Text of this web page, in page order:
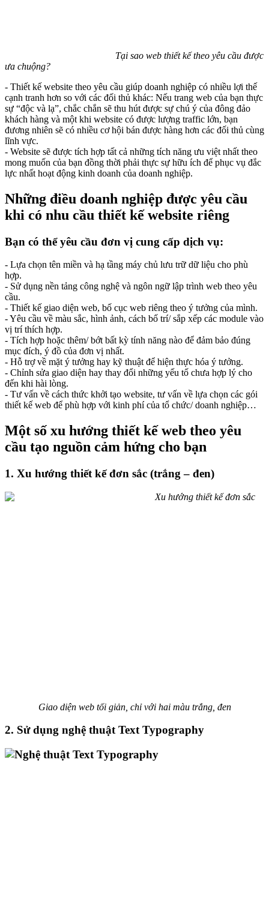
Tại sao web thiết kế theo yêu cầu được
ưa chuộng?
- Thiết kế website theo yêu cầu giúp doanh nghiệp có nhiều lợi thế
cạnh tranh hơn so với các đối thủ khác: Nếu trang web của bạn thực
sự “độc và lạ”, chắc chắn sẽ thu hút được sự chú ý của đông đảo
khách hàng và một khi website có được lượng traffic lớn, bạn
đương nhiên sẽ có nhiều cơ hội bán được hàng hơn các đối thủ cùng
lĩnh vực.
- Website sẽ được tích hợp tất cả những tích năng ưu việt nhất theo
mong muốn của bạn đồng thời phải thực sự hữu ích để phục vụ đắc
lực nhất hoạt động kinh doanh của doanh nghiệp.
Những điều doanh nghiệp được yêu cầu
khi có nhu cầu thiết kế website riêng
Bạn có thể yêu cầu đơn vị cung cấp dịch vụ:
- Lựa chọn tên miền và hạ tầng máy chủ lưu trữ dữ liệu cho phù
hợp.
- Sử dụng nền tảng công nghệ và ngôn ngữ lập trình web theo yêu
cầu.
- Thiết kế giao diện web, bố cục web riêng theo ý tưởng của mình.
- Yêu cầu về màu sắc, hình ảnh, cách bố trí/ sắp xếp các module vào
vị trí thích hợp.
- Tích hợp hoặc thêm/ bớt bất kỳ tính năng nào để đảm bảo đúng
mục đích, ý đồ của đơn vị nhất.
- Hỗ trợ về mặt ý tưởng hay kỹ thuật để hiện thực hóa ý tưởng.
- Chỉnh sửa giao diện hay thay đổi những yếu tố chưa hợp lý cho
đến khi hài lòng.
- Tư vấn về cách thức khởi tạo website, tư vấn về lựa chọn các gói
thiết kế web để phù hợp với kinh phí của tổ chức/ doanh nghiệp…
Một số xu hướng thiết kế web theo yêu
cầu tạo nguồn cảm hứng cho bạn
1. Xu hướng thiết kế đơn sắc (trắng – đen)
Giao diện web tối giản, chỉ với hai màu trắng, đen
2. Sử dụng nghệ thuật Text Typography